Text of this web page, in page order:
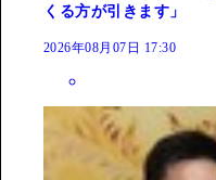
くる方が引きます」
2026年08月07日 17:30